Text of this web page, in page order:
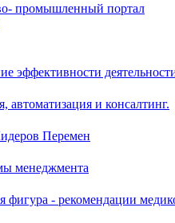
промышленный портал
эффективности
и консалтинг.
Перемен
менеджмента
фигура - рекомендации